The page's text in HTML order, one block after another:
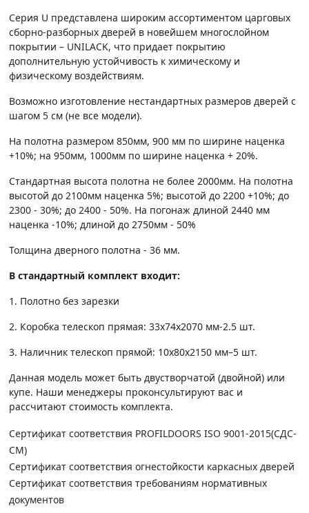
Серия U представлена широким ассортиментом царговых
сборно-разборных дверей в новейшем многослойном
покрытии – UNILACK, что придает покрытию
дополнительную устойчивость к химическому и
физическому воздействиям.
Возможно изготовление нестандартных размеров дверей с
шагом 5 см (не все модели).
На полотна размером 850мм, 900 мм по ширине наценка
+10%; на 950мм, 1000мм по ширине наценка + 20%.
Стандартная высота полотна не более 2000мм. На полотна
высотой до 2100мм наценка 5%; высотой до 2200 +10%; до
2300 - 30%; до 2400 - 50%. На погонаж длиной 2440 мм
наценка -10%; длиной до 2750мм - 50%
Толщина дверного полотна - 36 мм.
В стандартный комплект входит:
1. Полотно без зарезки
2. Коробка телескоп прямая: 33х74х2070 мм-2.5 шт.
3. Наличник телескоп прямой: 10х80х2150 мм–5 шт.
Данная модель может быть двустворчатой (двойной) или
купе. Наши менеджеры проконсультируют вас и
рассчитают стоимость комплекта.
Сертификат соответствия PROFILDOORS ISO 9001-2015(СДС-
СМ)
Сертификат соответствия огнестойкости каркасных дверей
Сертификат соответствия требованиям нормативных
документов